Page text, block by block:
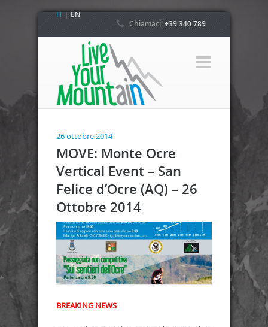
IT|EN
Chiamaci:+39 340 789
26 ottobre 2014
MOVE: Monte Ocre
Vertical Event – San
Felice d’Ocre (AQ) – 26
Ottobre 2014
BREAKING NEWS